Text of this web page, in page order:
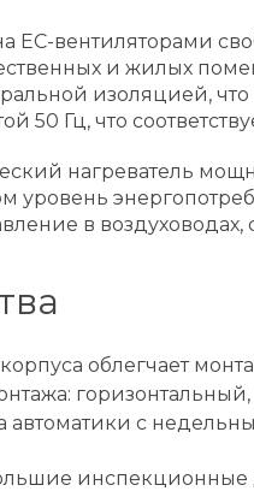
EC-вентиляторами
и жилых
изоляцией, что
50 Гц, что
нагреватель
уровень
в
облегчает
автоматики с
инспекционные